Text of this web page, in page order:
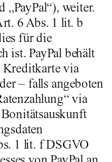
weiter.
6 Abs. 1 lit. b
für die
ist. PayPal behält
Kreditkarte via
– falls angeboten
via
1 lit. f DSGVO